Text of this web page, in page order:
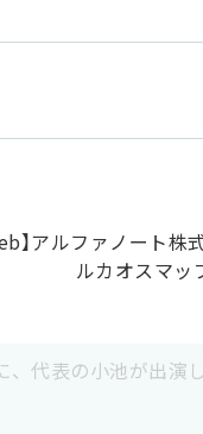
】アルファノート株
ルカオスマッ
、代表の小池が出演